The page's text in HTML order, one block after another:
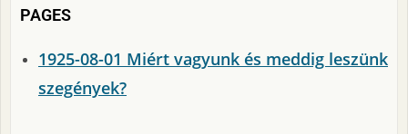
PAGES
1925-08-01 Miért vagyunk és meddig leszünk
szegények?